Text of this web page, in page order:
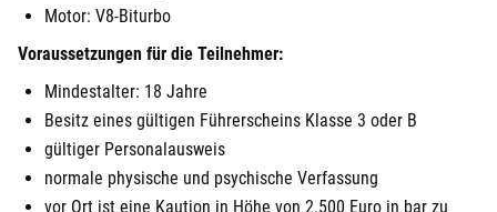
Motor: V8-Biturbo
Voraussetzungen für die Teilnehmer:
Mindestalter: 18 Jahre
Besitz eines gültigen Führerscheins Klasse 3 oder B
gültiger Personalausweis
normale physische und psychische Verfassung
vor Ort ist eine Kaution in Höhe von 2.500 Euro in bar zu